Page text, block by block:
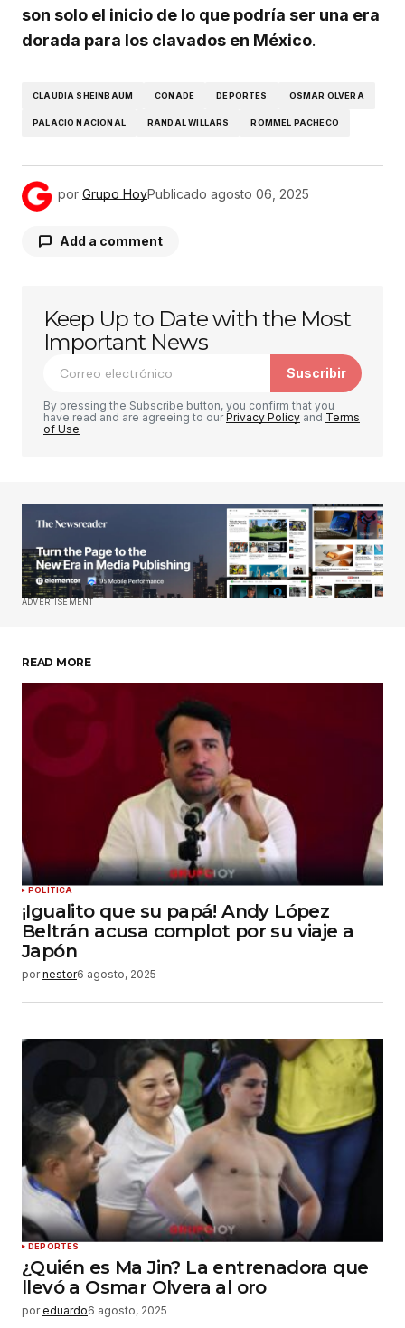
son solo el inicio de lo que podría ser una era
dorada para los clavados en México.
CLAUDIA SHEINBAUM CONADE DEPORTES OSMAR OLVERA
PALACIO NACIONAL RANDAL WILLARS ROMMEL PACHECO
por Grupo HoyPublicado agosto 06, 2025
Add a comment
Tu dirección de correo electrónico no será
publicada. Los campos obligatorios están
marcados con *
Comentario *
Su nombre
Tu correo electrónico*
Enviar comentario
Keep Up to Date with the Most
Important News
Suscribir
By pressing the Subscribe button, you confirm that you
have read and are agreeing to ourPrivacy Policy and Terms
of Use
ADVERTISEMENT
READ MORE
POLÍTICA
¡Igualito que su papá! Andy López
Beltrán acusa complot por su viaje a
Japón
por nestor6 agosto, 2025
DEPORTES
¿Quién es Ma Jin? La entrenadora que
llevó a Osmar Olvera al oro
por eduardo6 agosto, 2025